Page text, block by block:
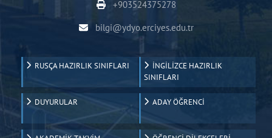
+903524375278
bilgi@ydyo.erciyes.edu.tr
RUSÇA HAZIRLIK SINIFLARI
İNGİLİZCE HAZIRLIK
SINIFLARI
DUYURULAR ADAY ÖĞRENCİ